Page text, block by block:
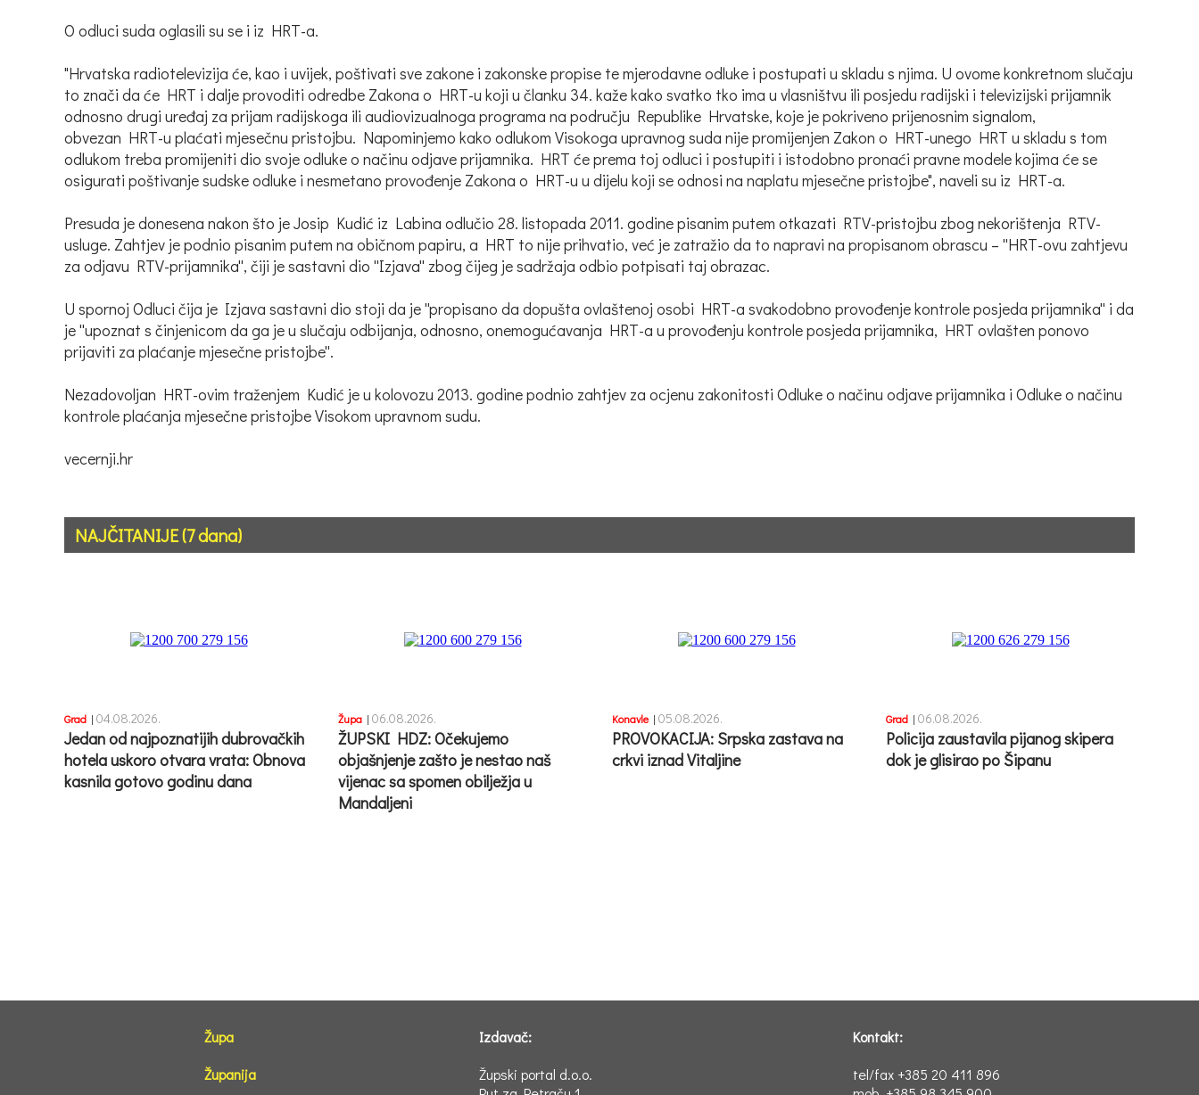
O odluci suda oglasili su se i iz HRT-a.
"Hrvatska radiotelevizija će, kao i uvijek, poštivati sve zakone i zakonske propise te mjerodavne odluke i postupati u skladu s njima. U ovome konkretnom slučaju
to znači da će HRT i dalje provoditi odredbe Zakona o HRT-u koji u članku 34. kaže kako svatko tko ima u vlasništvu ili posjedu radijski i televizijski prijamnik
odnosno drugi uređaj za prijam radijskoga ili audiovizualnoga programa na području Republike Hrvatske, koje je pokriveno prijenosnim signalom,
obvezan HRT-u plaćati mjesečnu pristojbu. Napominjemo kako odlukom Visokoga upravnog suda nije promijenjen Zakon o HRT-unego HRT u skladu s tom
odlukom treba promijeniti dio svoje odluke o načinu odjave prijamnika. HRT će prema toj odluci i postupiti i istodobno pronaći pravne modele kojima će se
osigurati poštivanje sudske odluke i nesmetano provođenje Zakona o HRT-u u dijelu koji se odnosi na naplatu mjesečne pristojbe", naveli su iz HRT-a.
Presuda je donesena nakon što je Josip Kudić iz Labina odlučio 28. listopada 2011. godine pisanim putem otkazati RTV-pristojbu zbog nekorištenja RTV-
usluge. Zahtjev je podnio pisanim putem na običnom papiru, a HRT to nije prihvatio, već je zatražio da to napravi na propisanom obrascu – ''HRT-ovu zahtjevu
za odjavu RTV-prijamnika'', čiji je sastavni dio ''Izjava'' zbog čijeg je sadržaja odbio potpisati taj obrazac.
U spornoj Odluci čija je Izjava sastavni dio stoji da je ''propisano da dopušta ovlaštenoj osobi HRT-a svakodobno provođenje kontrole posjeda prijamnika'' i da
je ''upoznat s činjenicom da ga je u slučaju odbijanja, odnosno, onemogućavanja HRT-a u provođenju kontrole posjeda prijamnika, HRT ovlašten ponovo
prijaviti za plaćanje mjesečne pristojbe''.
Nezadovoljan HRT-ovim traženjem Kudić je u kolovozu 2013. godine podnio zahtjev za ocjenu zakonitosti Odluke o načinu odjave prijamnika i Odluke o načinu
kontrole plaćanja mjesečne pristojbe Visokom upravnom sudu.
vecernji.hr
NAJČITANIJE (7 dana)
Grad | 04.08.2026.
Jedan od najpoznatijih dubrovačkih
hotela uskoro otvara vrata: Obnova
kasnila gotovo godinu dana
Župa | 06.08.2026.
ŽUPSKI HDZ: Očekujemo
objašnjenje zašto je nestao naš
vijenac sa spomen obilježja u
Mandaljeni
Konavle | 05.08.2026.
PROVOKACIJA: Srpska zastava na
crkvi iznad Vitaljine
Grad | 06.08.2026.
Policija zaustavila pijanog skipera
dok je glisirao po Šipanu
Župa
Županija
Izdavač:
Župski portal d.o.o.
Kontakt:
tel/fax +385 20 411 896